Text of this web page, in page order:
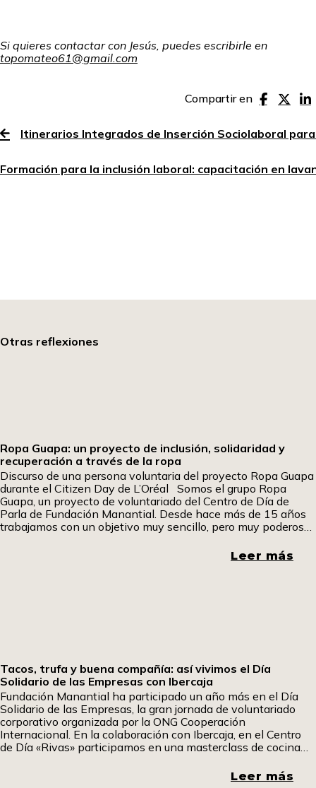
Si quieres contactar con Jesús, puedes escribirle en
topomateo61@gmail.com
Compartir en
Itinerarios Integrados de Inserción Sociolaboral
Formación para la inclusión laboral: capacitación en
Otras reflexiones
Ropa Guapa: un proyecto de inclusión, solidaridad y
recuperación a través de la ropa
Discurso de una persona voluntaria del proyecto Ropa Guapa
durante el Citizen Day de L’Oréal Somos el grupo Ropa
Guapa, un proyecto de voluntariado del Centro de Día de
Parla de Fundación Manantial. Desde hace más de 15 años
trabajamos con un objetivo muy sencillo, pero muy poderoso:
Leer más
Tacos, trufa y buena compañía: así vivimos el Día
Solidario de las Empresas con Ibercaja
Fundación Manantial ha participado un año más en el Día
Solidario de las Empresas, la gran jornada de voluntariado
corporativo organizada por la ONG Cooperación
Internacional. En la colaboración con Ibercaja, en el Centro
de Día «Rivas» participamos en una masterclass de cocina
sándwiches especiales. Uno de los participantes ha querido
Leer más